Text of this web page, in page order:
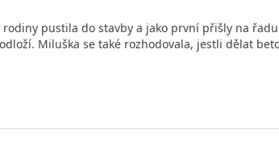
pustila do stavby a jako první přišly na
Miluška se také rozhodovala, jestli dělat